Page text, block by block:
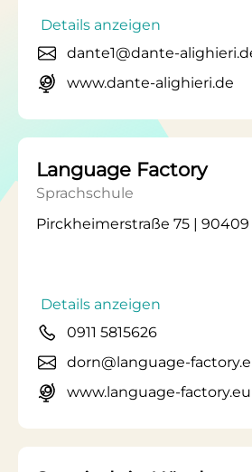
Details anzeigen
dante1@dante-
www.dante-alighieri.de
Language Factory
Sprachschule
Pirckheimerstraße 75 |
Details anzeigen
0911 5815626
dorn@language-
www.language-factory.eu